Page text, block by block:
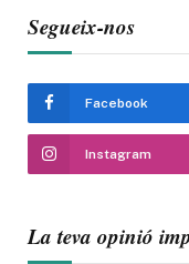
Segueix-nos
Facebook
Instagram
La teva opinió